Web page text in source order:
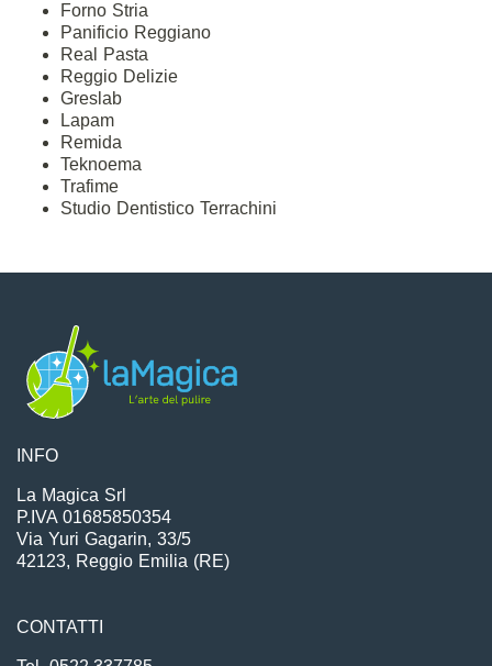
Forno Stria
Panificio Reggiano
Real Pasta
Reggio Delizie
Greslab
Lapam
Remida
Teknoema
Trafime
Studio Dentistico Terrachini
INFO
La Magica Srl
P.IVA 01685850354
Via Yuri Gagarin, 33/5
42123, Reggio Emilia (RE)
CONTATTI